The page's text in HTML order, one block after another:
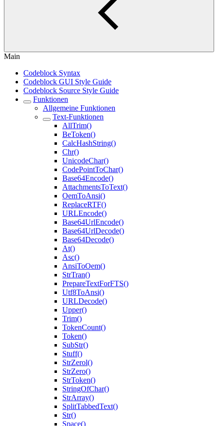
Main
Codeblock Syntax
Codeblock GUI Style Guide
Codeblock Source Style Guide
Funktionen
Allgemeine Funktionen
Text-Funktionen
AllTrim()
BeToken()
CalcHashString()
Chr()
UnicodeChar()
CodePointToChar()
Base64Encode()
AttachmentsToText()
OemToAnsi()
ReplaceRTF()
URLEncode()
Base64UrlEncode()
Base64UrlDecode()
Base64Decode()
At()
Asc()
AnsiToOem()
StrTran()
PrepareTextForFTS()
Utf8ToAnsi()
URLDecode()
Upper()
Trim()
TokenCount()
Token()
SubStr()
Stuff()
StrZerol()
StrZero()
StrToken()
StringOfChar()
StrArray()
SplitTabbedText()
Str()
Space()